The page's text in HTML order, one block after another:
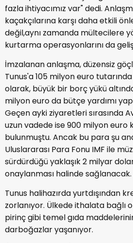
fazla ihtiyacımız var" dedi.
kaçakçılarına karşı daha etkili
değil,aynı zamanda mültecilere
kurtarma operasyonlarını da
İmzalanan anlaşma, düzensiz
Tunus'a 105 milyon euro
olarak, büyük bir borç yükü
milyon euro da bütçe yardımı
Geçen ayki ziyaretleri sırasında
uzun vadede ise 900 milyon euro
bulunmuştu. Ancak bu para şu
Uluslararası Para Fonu IMF ile
sürdürdüğü yaklaşık 2 milyar
onaylanması halinde sağlanacak.
Tunus halihazırda yurtdışından
zorlanıyor. Ülkede ithalata bağlı
pirinç gibi temel gıda
darboğazlar yaşanıyor.